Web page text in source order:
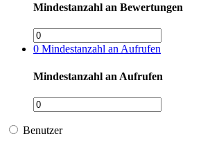
Mindestanzahl an Bewertungen
0 Mindestanzahl an Aufrufen
Mindestanzahl an Aufrufen
Benutzer